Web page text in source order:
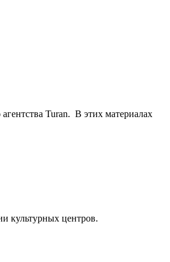
Turan. В этих материалах
культурных центров.